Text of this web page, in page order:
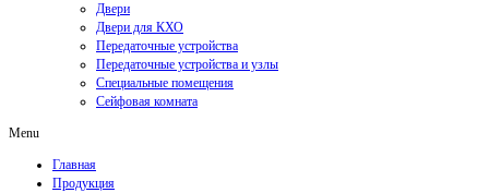
Двери
Двери для КХО
Передаточные устройства
Передаточные устройства и узлы
Специальные помещения
Сейфовая комната
Menu
Главная
Продукция